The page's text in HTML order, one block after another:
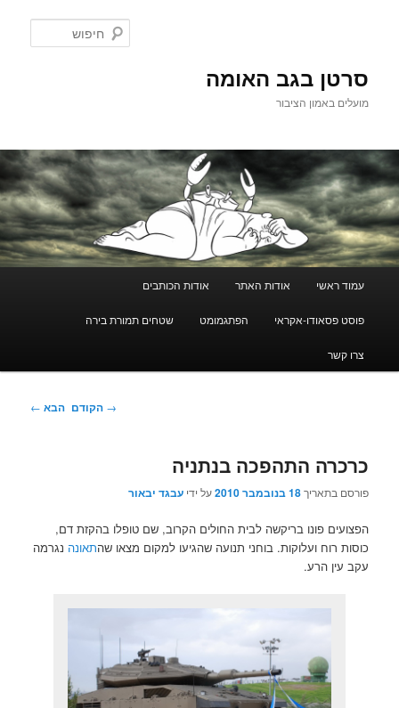
סרטן בגב האומה
מועלים באמון הציבור
עמוד ראשי אודות האתר אודות הכותבים
פוסט פסאודו-אקראי הפתגמומט שטחים תמורת בירה
צרו קשר
ניווט
→ הקודם הבא ←
כרכרה התהפכה בנתניה
פורסם בתאריך18 בנובמבר 2010 על ידיעבגד יבאור
הפצועים פונו בריקשה לבית החולים הקרוב, שם טופלו בהקזת דם,
כוסות רוח ועלוקות. בוחני תנועה שהגיעו למקום מצאו שהתאונה נגרמה
עקב עין הרע.